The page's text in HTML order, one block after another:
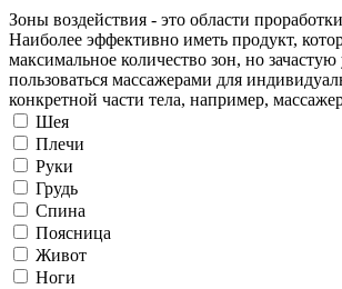
Зоны воздействия - это области
Наиболее эффективно иметь продукт,
максимальное количество зон, но зачастую
пользоваться массажерами для
конкретной части тела, например,
Шея
Плечи
Руки
Грудь
Спина
Поясница
Живот
Ноги